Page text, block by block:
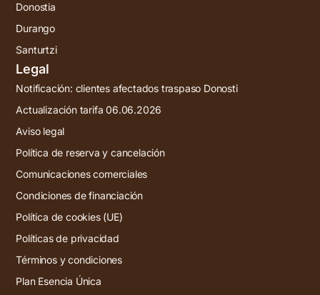
Donostia
Durango
Santurtzi
Legal
Notificación: clientes afectados traspaso Donosti
Actualización tarifa 06.06.2026
Aviso legal
Política de reserva y cancelación
Comunicaciones comerciales
Condiciones de financiación
Política de cookies (UE)
Políticas de privacidad
Términos y condiciones
Plan Esencia Única